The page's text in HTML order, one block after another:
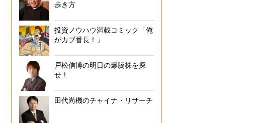
歩き方
投資ノウハウ満載コミック「俺
がカブ番長！」
戸松信博の明日の爆騰株を探
せ！
田代尚機のチャイナ・リサーチ